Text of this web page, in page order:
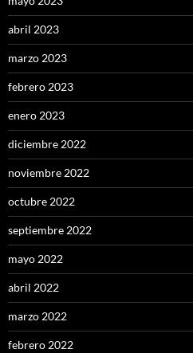
abril 2023
marzo 2023
febrero 2023
enero 2023
diciembre 2022
noviembre 2022
octubre 2022
septiembre 2022
mayo 2022
abril 2022
marzo 2022
febrero 2022